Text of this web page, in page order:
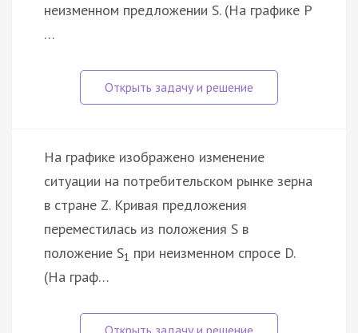
неизменном предложении S. (На графике P
…
На графике изображено изменение
ситуации на потребительском рынке зерна
в стране Z. Кривая предложения
переместилась из положения S в
положение S1 при неизменном спросе D.
(На граф…